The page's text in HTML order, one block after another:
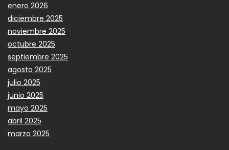
enero 2026
diciembre 2025
noviembre 2025
octubre 2025
septiembre 2025
agosto 2025
julio 2025
junio 2025
mayo 2025
abril 2025
marzo 2025